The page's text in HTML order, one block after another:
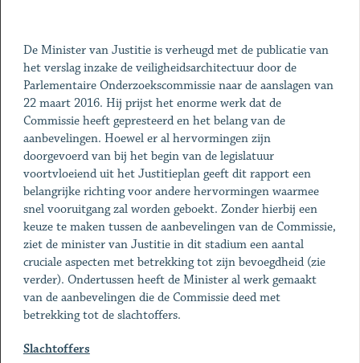
De Minister van Justitie is verheugd met de publicatie van
het verslag inzake de veiligheidsarchitectuur door de
Parlementaire Onderzoekscommissie naar de aanslagen van
22 maart 2016. Hij prijst het enorme werk dat de
Commissie heeft gepresteerd en het belang van de
aanbevelingen. Hoewel er al hervormingen zijn
doorgevoerd van bij het begin van de legislatuur
voortvloeiend uit het Justitieplan geeft dit rapport een
belangrijke richting voor andere hervormingen waarmee
snel vooruitgang zal worden geboekt. Zonder hierbij een
keuze te maken tussen de aanbevelingen van de Commissie,
ziet de minister van Justitie in dit stadium een aantal
cruciale aspecten met betrekking tot zijn bevoegdheid (zie
verder). Ondertussen heeft de Minister al werk gemaakt
van de aanbevelingen die de Commissie deed met
betrekking tot de slachtoffers.
Slachtoffers